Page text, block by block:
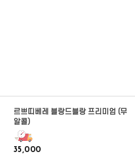
르쁘띠베레 블랑드블랑 프리미엄 (무
알콜)
35,000